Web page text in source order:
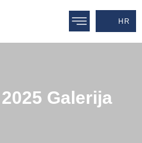
HR
Galerija